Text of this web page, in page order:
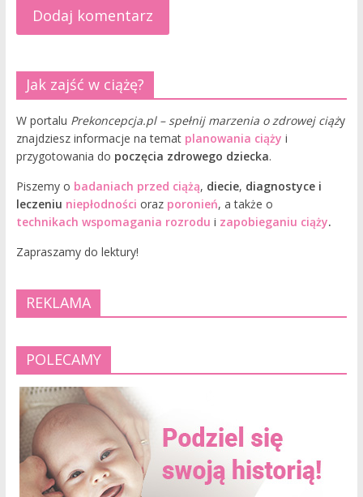
Jak zajść w ciążę?
W portalu Prekoncepcja.pl – spełnij marzenia o zdrowej ciąży
znajdziesz informacje na temat planowania ciąży i
przygotowania do poczęcia zdrowego dziecka.
Piszemy o badaniach przed ciążą, diecie, diagnostyce i
leczeniu niepłodności oraz poronień, a także o
technikach wspomagania rozrodu i zapobieganiu ciąży.
Zapraszamy do lektury!
REKLAMA
POLECAMY